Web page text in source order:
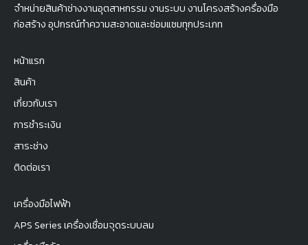
จำหน่ายสินค้าช่างงานอุตสาหกรรม งานระบบ งานโครงสร้างครื่องมือ
ก่อสร้าง อุปกรณ์ทำความสะอาดและซ่อมแซมทุกประเภท
หน้าแรก
สินค้า
เกี่ยวกับเรา
การชำระเงิน
สาระช่าง
ติดต่อเรา
เครื่องมือไฟฟ้า
APS Series เครื่องเชื่อมจุดระบบลม